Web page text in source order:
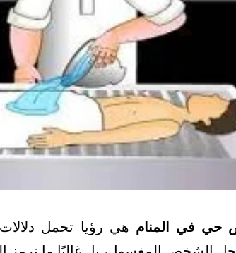
حي في المنام هي رؤيا تحمل